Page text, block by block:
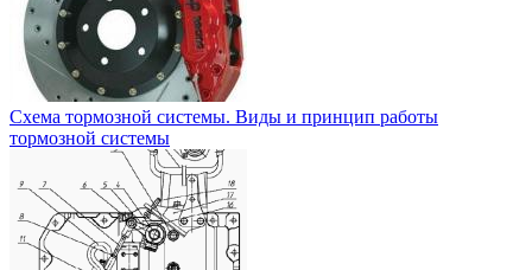
Схема тормозной системы. Виды и принцип работы
тормозной системы